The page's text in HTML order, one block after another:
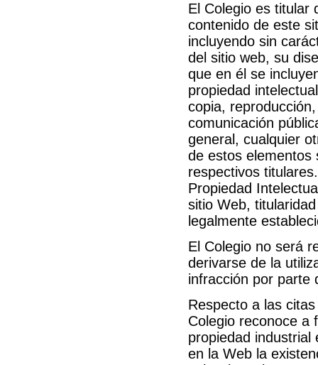
El Colegio es titular
contenido de este
incluyendo sin
del sitio web, su
que en él se
propiedad
copia,
comunicación
general, cualquier
de estos elementos
respectivos titulares.
Propiedad
sitio Web,
legalmente
El Colegio no será
derivarse de la
infracción por parte
Respecto a las
Colegio reconoce a
propiedad industrial
en la Web la